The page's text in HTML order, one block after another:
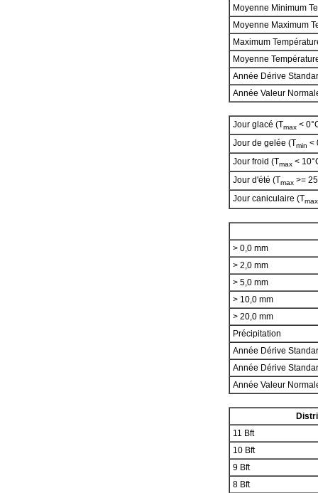
Moyenne Minimum
Moyenne Maximum
Maximum
Moyenne
Année Dérive
Année Valeur
Jour glacé (Tmax<
Jour de gelée (Tmin <
Jour froid (Tmax<
Jour d'été (Tmax>=
Jour caniculaire (Tmax
> 0,0 mm
> 2,0 mm
> 5,0 mm
> 10,0 mm
> 20,0 mm
Précipitation
Année Dérive
Année Dérive
Année Valeur
11 Bft
10 Bft
9 Bft
8 Bft